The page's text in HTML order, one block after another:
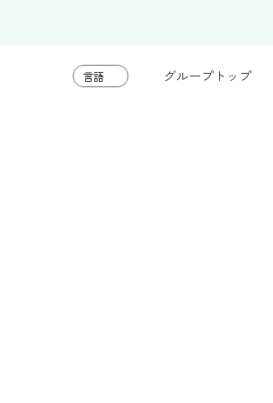
グループトップ